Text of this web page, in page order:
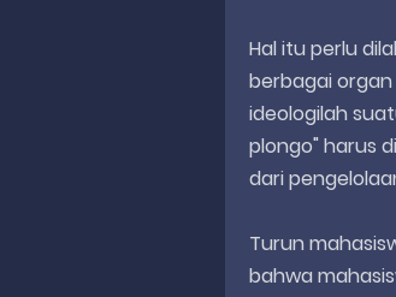
Hal itu perlu
berbagai
ideologilah
plongo" harus
dari
Turun
bahwa